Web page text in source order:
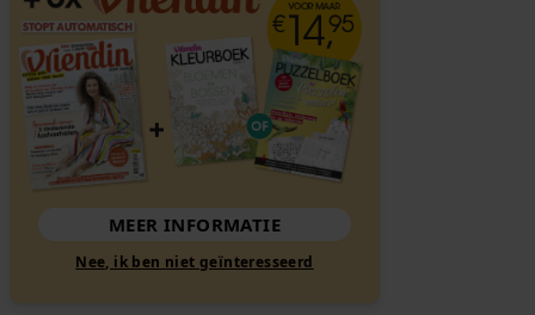
MEER INFORMATIE
Nee, ik ben niet geïnteresseerd